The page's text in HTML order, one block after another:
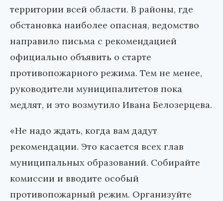
территории всей области. В районы, где
обстановка наиболее опасная, ведомство
направило письма с рекомендацией
официально объявить о старте
противопожарного режима. Тем не менее,
руководители муниципалитетов пока
медлят, и это возмутило Ивана Белозерцева.
«Не надо ждать, когда вам дадут
рекомендации. Это касается всех глав
муниципальных образований. Собирайте
комиссии и вводите особый
противопожарный режим. Организуйте